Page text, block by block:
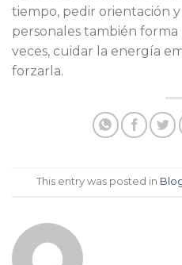
tiempo, pedir orientación
personales también forma
veces, cuidar la energía
forzarla.
This entry was posted in